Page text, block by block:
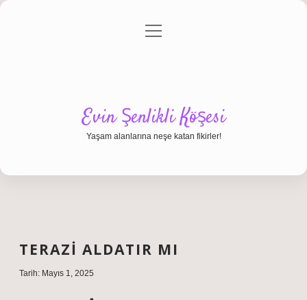
Gizlilik Politikası
menüyü
Evin Şenlikli Köşesi
Yaşam alanlarına neşe katan fikirler!
TERAZI ALDATIR MI
Tarih: Mayıs 1, 2025